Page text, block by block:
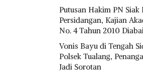
Putusan Hakim PN
Persidangan, Kajian
No. 4 Tahun 2010
Vonis Bayu di Tengah
Polsek Tualang,
Jadi Sorotan